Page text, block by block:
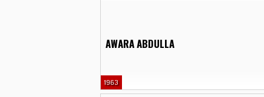
AWARA ABDULLA
1963